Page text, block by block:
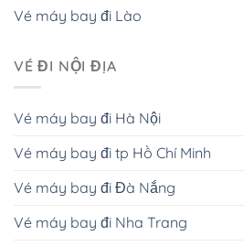
Vé máy bay đi Lào
VÉ ĐI NỘI ĐỊA
Vé máy bay đi Hà Nội
Vé máy bay đi tp Hồ Chí Minh
Vé máy bay đi Đà Nắng
Vé máy bay đi Nha Trang